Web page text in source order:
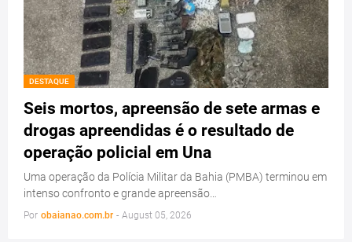
DESTAQUE
Seis mortos, apreensão de sete armas e
drogas apreendidas é o resultado de
operação policial em Una
Uma operação da Polícia Militar da Bahia (PMBA) terminou em
intenso confronto e grande apreensão…
Por obaianao.com.br - August 05, 2026